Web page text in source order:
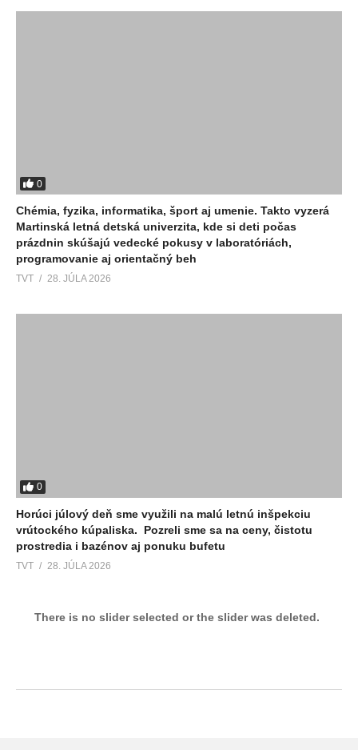
0
Chémia, fyzika, informatika, šport aj umenie. Takto vyzerá
Martinská letná detská univerzita, kde si deti počas
prázdnin skúšajú vedecké pokusy v laboratóriách,
programovanie aj orientačný beh
TVT 28. JÚLA 2026
0
Horúci júlový deň sme využili na malú letnú inšpekciu
vrútockého kúpaliska. Pozreli sme sa na ceny, čistotu
prostredia i bazénov aj ponuku bufetu
TVT 28. JÚLA 2026
There is no slider selected or the slider was deleted.